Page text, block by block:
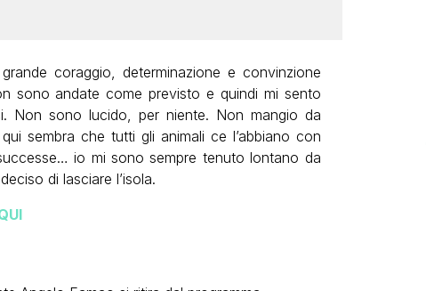
coraggio, determinazione e convinzione
sono andate come previsto e quindi mi sento
Non sono lucido, per niente. Non mangio da
sembra che tutti gli animali ce l’abbiano con
io mi sono sempre tenuto lontano da
di lasciare l’isola.